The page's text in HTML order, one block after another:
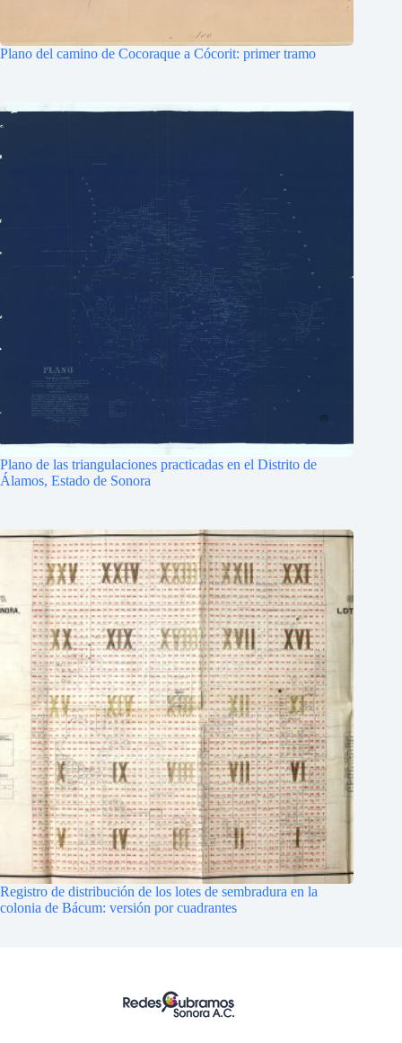
Plano del camino de Cocoraque a Cócorit: primer tramo
Plano de las triangulaciones practicadas en el Distrito de
Álamos, Estado de Sonora
Registro de distribución de los lotes de sembradura en la
colonia de Bácum: versión por cuadrantes